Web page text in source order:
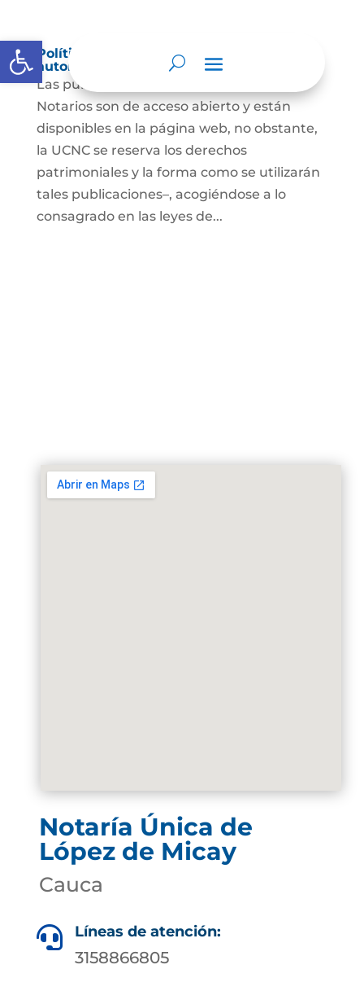
Abrir barra de herramientas
Política de derechos de autor y/o
autorización de uso sobre los contenidos
Las publicaciones de la UCNC y de los
Notarios son de acceso abierto y están
disponibles en la página web, no obstante,
la UCNC se reserva los derechos
patrimoniales y la forma como se utilizarán
tales publicaciones–, acogiéndose a lo
consagrado en las leyes de...
Notaría Única de
López de Micay
Cauca
 Líneas de atención:
3158866805